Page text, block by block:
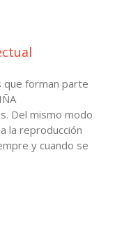
que forman parte
Del mismo modo
la reproducción
y cuando se